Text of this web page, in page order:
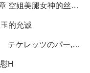
性感的美腿女神之乱伦绿帽,第7章 空姐美腿女神的丝袜足交
的允诚
アジャラカモクレン ごじょう テケレッツのパー,【No. 42 Rube Goldberg Machine】十四
H